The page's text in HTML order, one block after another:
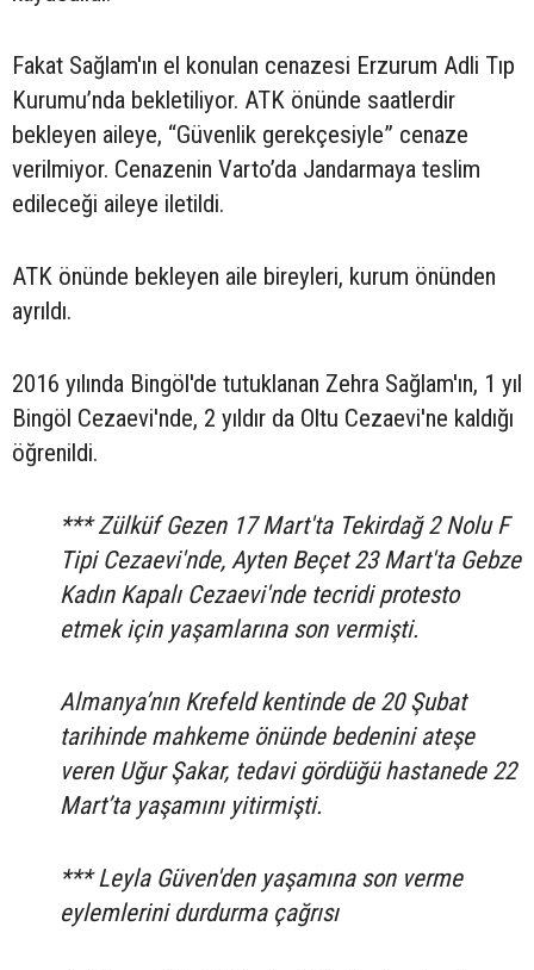
Fakat Sağlam'ın el konulan cenazesi Erzurum Adli Tıp
Kurumu’nda bekletiliyor. ATK önünde saatlerdir
bekleyen aileye, “Güvenlik gerekçesiyle” cenaze
verilmiyor. Cenazenin Varto’da Jandarmaya teslim
edileceği aileye iletildi.
ATK önünde bekleyen aile bireyleri, kurum önünden
ayrıldı.
2016 yılında Bingöl'de tutuklanan Zehra Sağlam'ın, 1 yıl
Bingöl Cezaevi'nde, 2 yıldır da Oltu Cezaevi'ne kaldığı
öğrenildi.
*** Zülküf Gezen 17 Mart'ta Tekirdağ 2 Nolu F
Tipi Cezaevi'nde, Ayten Beçet 23 Mart'ta Gebze
Kadın Kapalı Cezaevi'nde tecridi protesto
etmek için yaşamlarına son vermişti.
Almanya’nın Krefeld kentinde de 20 Şubat
tarihinde mahkeme önünde bedenini ateşe
veren Uğur Şakar, tedavi gördüğü hastanede 22
Mart’ta yaşamını yitirmişti.
*** Leyla Güven'den yaşamına son verme
eylemlerini durdurma çağrısı